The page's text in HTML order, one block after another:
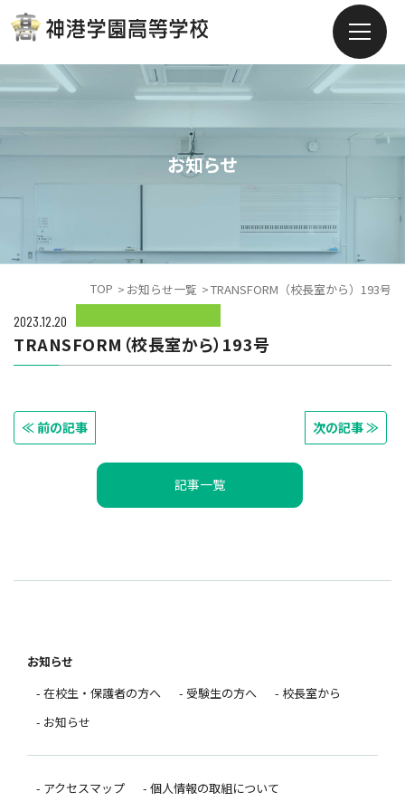
お知らせ
TOP お知らせ一覧
TRANSFORM（校長室から）193号
2023.12.20
TRANSFORM（校長室から）193号
≪ 前の記事
記事一覧
次の記事 ≫
お知らせ
- 在校生・保護者の方へ
- 受験生の方へ
- 校長室から
- お知らせ
- アクセスマップ
- 個人情報の取組について